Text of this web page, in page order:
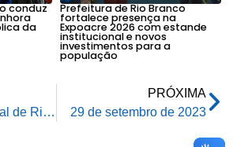
conduz
da
Prefeitura de Rio Branco
fortalece presença na
Expoacre 2026 com estande
institucional e novos
investimentos para a
população
Assistência Social de Rio Branco participa de encontro para fortalecer o atendimento do Cadastro Único
PRÓXIMA
29 de setembro de 2023